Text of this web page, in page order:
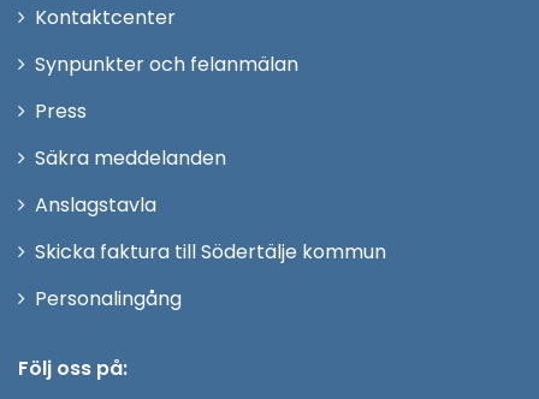
KontaktcenterÖppna
Synpunkter och felanmälan
Press
fönster
Säkra meddelanden
Anslagstavla
Skicka faktura till Södertälje kommun
PersonalingångÖppna
Följ oss på: